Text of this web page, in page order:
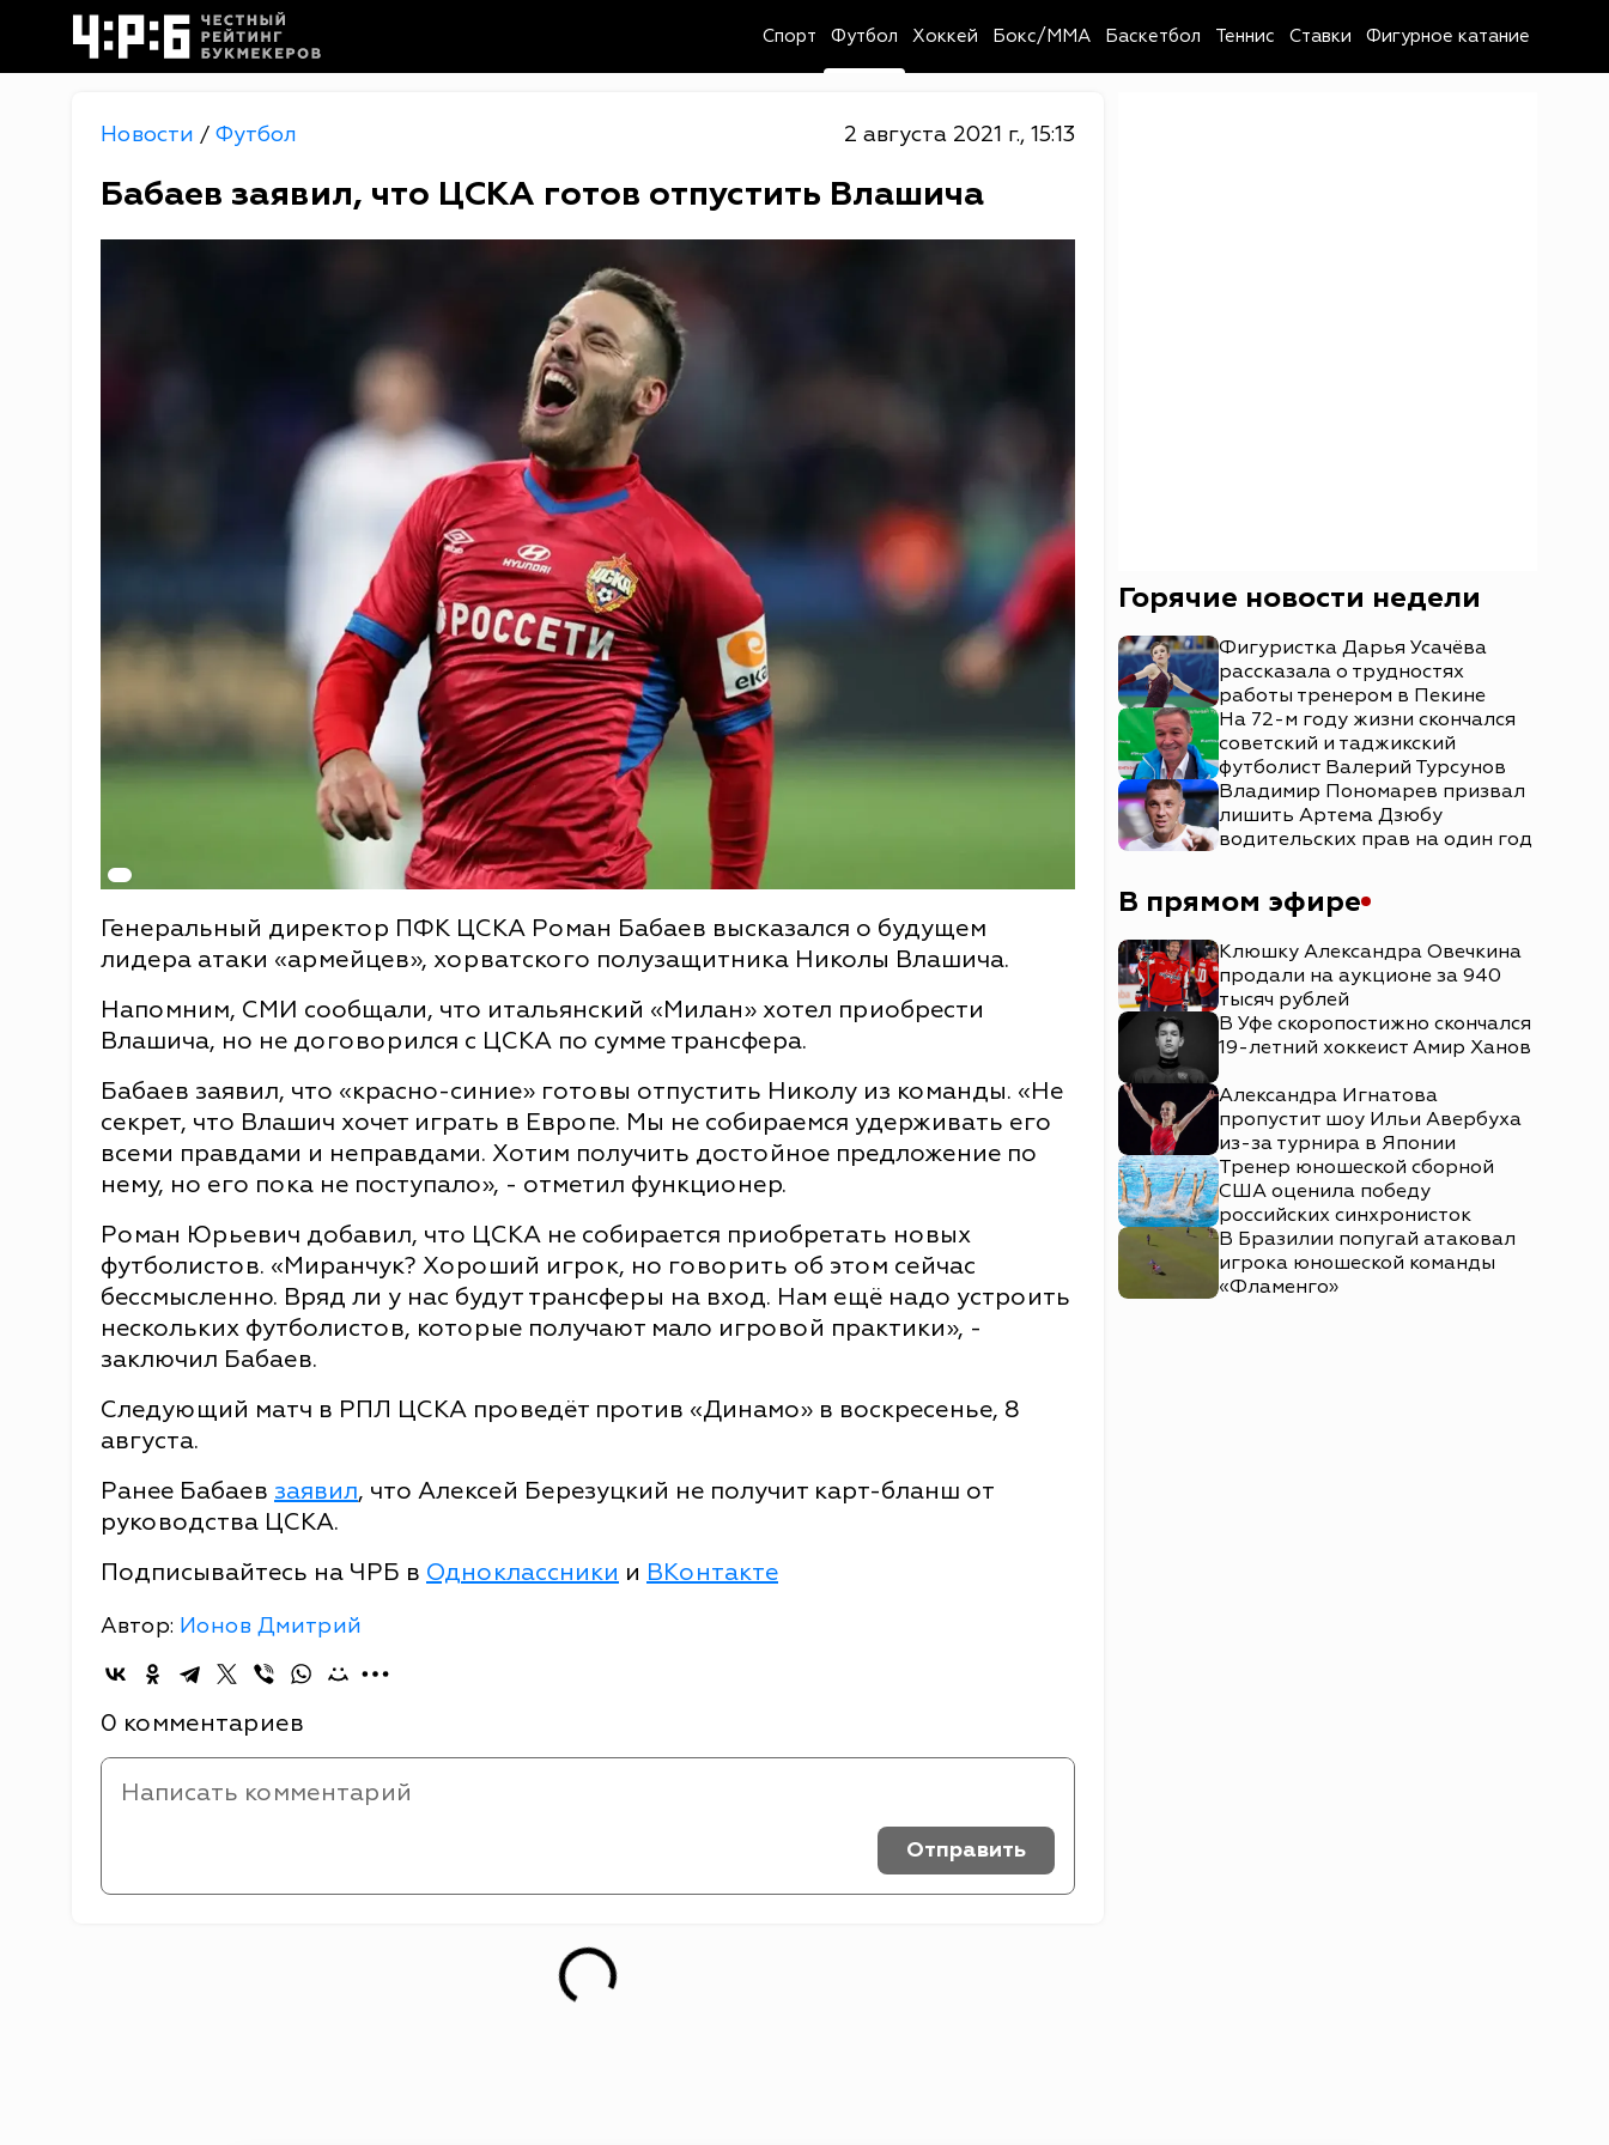
Спорт Футбол Хоккей Бокс/MMA Баскетбол Теннис Ставки Фигурное катание
Новости / Футбол 2 августа 2021 г., 15:13
Бабаев заявил, что ЦСКА готов отпустить Влашича
Генеральный директор ПФК ЦСКА Роман Бабаев высказался о будущем
лидера атаки «армейцев», хорватского полузащитника Николы Влашича.
Напомним, СМИ сообщали, что итальянский «Милан» хотел приобрести
Влашича, но не договорился с ЦСКА по сумме трансфера.
Бабаев заявил, что «красно-синие» готовы отпустить Николу из команды. «Не
секрет, что Влашич хочет играть в Европе. Мы не собираемся удерживать его
всеми правдами и неправдами. Хотим получить достойное предложение по
нему, но его пока не поступало», - отметил функционер.
Роман Юрьевич добавил, что ЦСКА не собирается приобретать новых
футболистов. «Миранчук? Хороший игрок, но говорить об этом сейчас
бессмысленно. Вряд ли у нас будут трансферы на вход. Нам ещё надо устроить
нескольких футболистов, которые получают мало игровой практики», -
заключил Бабаев.
Следующий матч в РПЛ ЦСКА проведёт против «Динамо» в воскресенье, 8
августа.
Ранее Бабаев заявил, что Алексей Березуцкий не получит карт-бланш от
руководства ЦСКА.
Подписывайтесь на ЧРБ в Одноклассники и ВКонтакте
Автор: Ионов Дмитрий
0 комментариев
Отправить
Горячие новости недели
Фигуристка Дарья Усачёва
рассказала о трудностях
работы тренером в Пекине
На 72-м году жизни скончался
советский и таджикский
футболист Валерий Турсунов
Владимир Пономарев призвал
лишить Артема Дзюбу
водительских прав на один год
В прямом эфире
Клюшку Александра Овечкина
продали на аукционе за 940
тысяч рублей
В Уфе скоропостижно скончался
19-летний хоккеист Амир Ханов
Александра Игнатова
пропустит шоу Ильи Авербуха
из-за турнира в Японии
Тренер юношеской сборной
США оценила победу
российских синхронисток
В Бразилии попугай атаковал
игрока юношеской команды
«Фламенго»